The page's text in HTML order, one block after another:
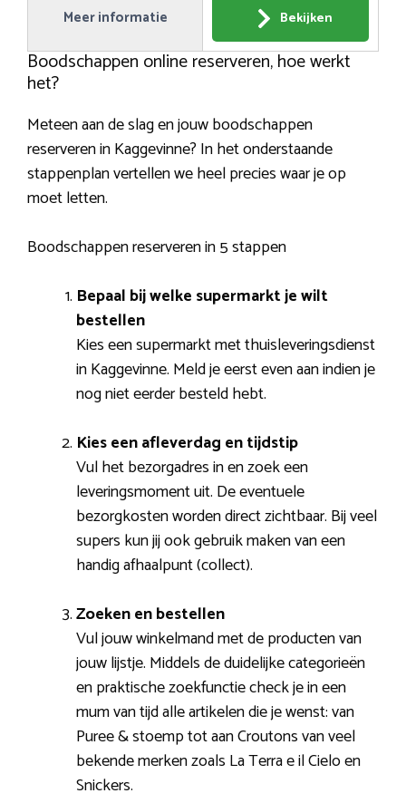
Meer informatie Bekijken
Boodschappen online reserveren, hoe werkt
het?
Meteen aan de slag en jouw boodschappen
reserveren in Kaggevinne? In het onderstaande
stappenplan vertellen we heel precies waar je op
moet letten.
Boodschappen reserveren in 5 stappen
Bepaal bij welke supermarkt je wilt
bestellen
Kies een supermarkt met thuisleveringsdienst
in Kaggevinne. Meld je eerst even aan indien je
nog niet eerder besteld hebt.
Kies een afleverdag en tijdstip
Vul het bezorgadres in en zoek een
leveringsmoment uit. De eventuele
bezorgkosten worden direct zichtbaar. Bij veel
supers kun jij ook gebruik maken van een
handig afhaalpunt (collect).
Zoeken en bestellen
Vul jouw winkelmand met de producten van
jouw lijstje. Middels de duidelijke categorieën
en praktische zoekfunctie check je in een
mum van tijd alle artikelen die je wenst: van
Puree & stoemp tot aan Croutons van veel
bekende merken zoals La Terra e il Cielo en
Snickers.